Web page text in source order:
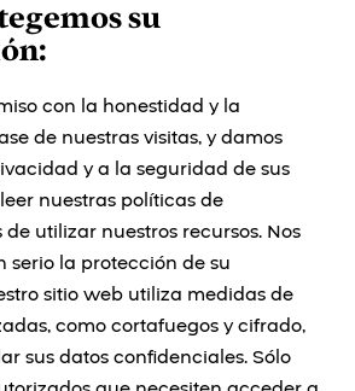
su
con la honestidad y la
de nuestras visitas, y damos
y a la seguridad de sus
nuestras políticas de
utilizar nuestros recursos. Nos
serio la protección de su
sitio web utiliza medidas de
como cortafuegos y cifrado,
sus datos confidenciales. Sólo